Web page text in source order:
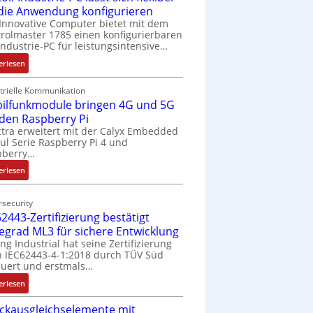
Anwendung konfigurieren
Computer bietet mit dem
1785 einen konfigurierbaren
PC für leistungsintensive…
:
1
9
-
Z
o
l
l
-
I
d
u
s
t
r
i
e
Kommunikation
bringen 4G und 5G
Raspberry Pi
erweitert mit der Calyx Embedded
Serie Raspberry Pi 4 und
:
M
b
i
l
f
u
n
k
Zertifizierung bestätigt
ML3 für sichere Entwicklung
Industrial hat seine Zertifizierung
IEC62443-4-1:2018 durch TÜV Süd
und erstmals…
:
I
E
mit